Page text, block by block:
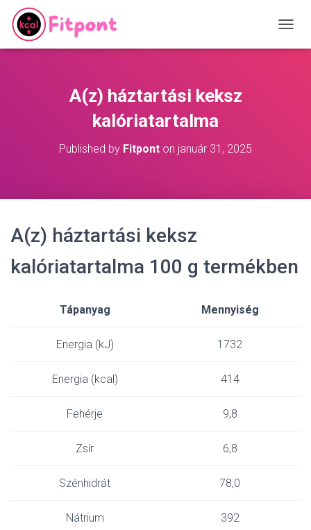
O
A(z) háztartási keksz
kalóriatartalma
Published by Fitpont on január 31, 2025
A(z) háztartási keksz
kalóriatartalma 100 g termékben
Tápanyag Mennyiség
Energia (kJ) 1732
Energia (kcal) 414
Fehérje 9,8
Zsír 6,8
Szénhidrát 78,0
Nátrium 392